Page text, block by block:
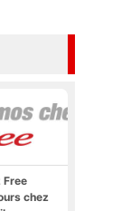
Free
chez